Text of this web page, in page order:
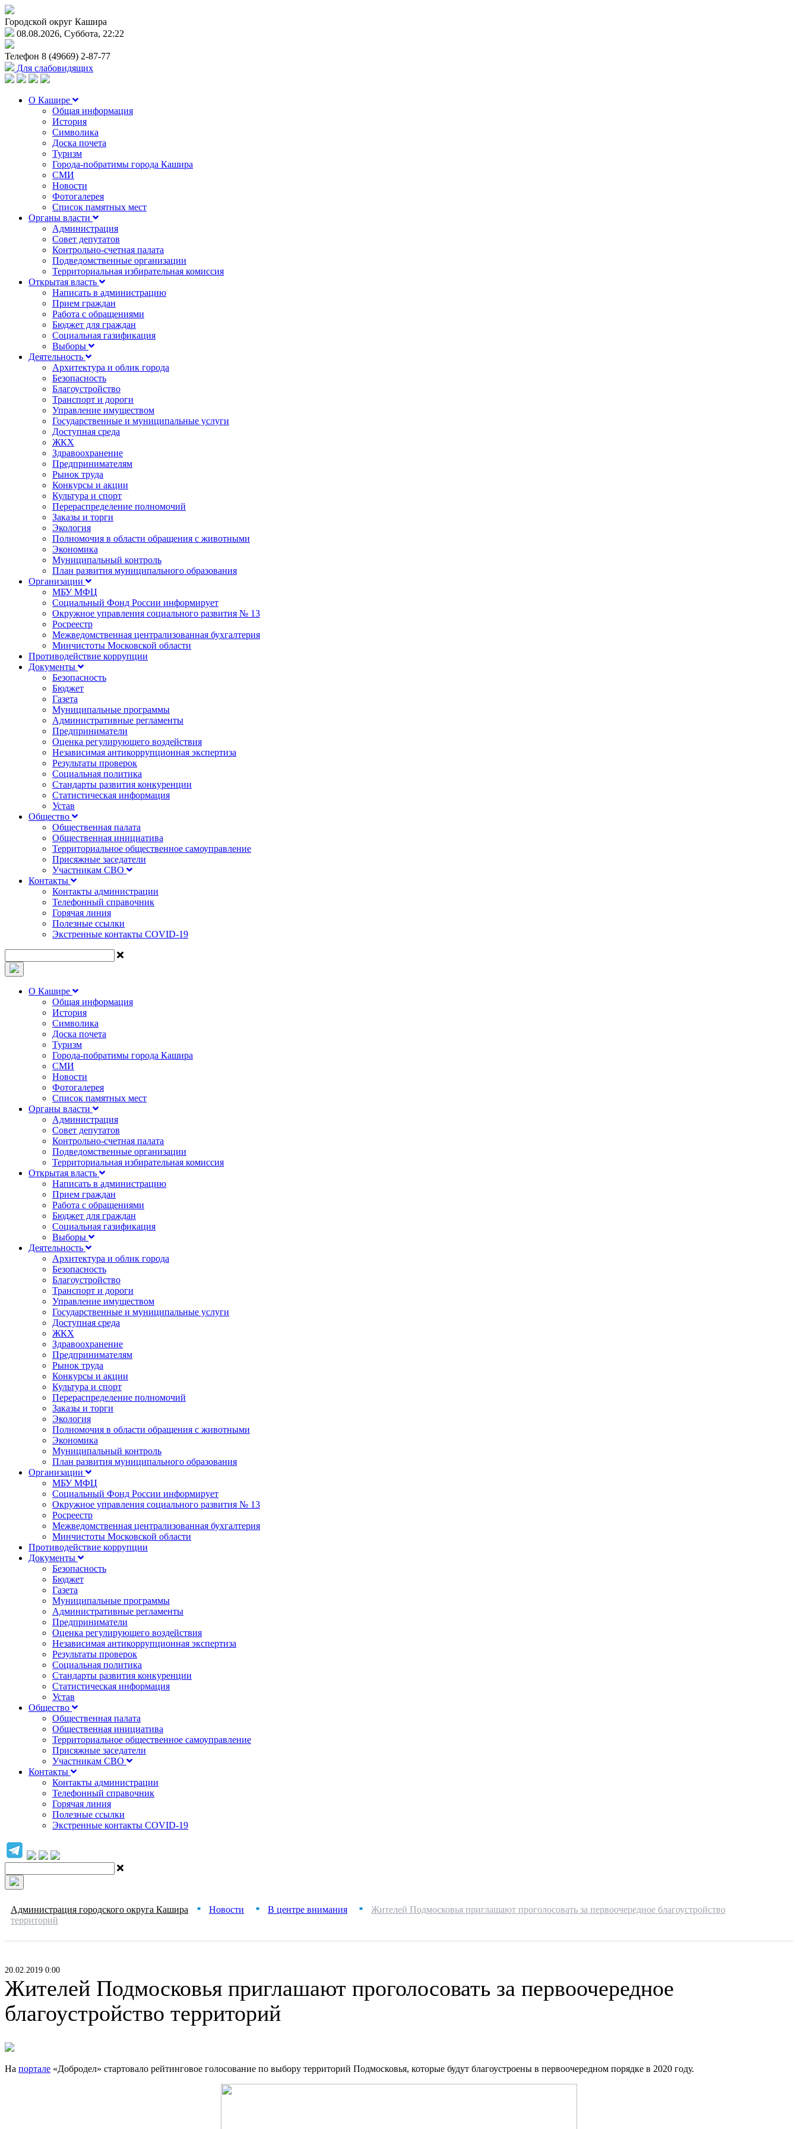
Городской округ Кашира
08.08.2026, Суббота, 22:22
Телефон 8 (49669) 2-87-77
Для слабовидящих
О Кашире
Общая информация
История
Символика
Доска почета
Туризм
Города-побратимы города Кашира
СМИ
Новости
Фотогалерея
Список памятных мест
Органы власти
Администрация
Совет депутатов
Контрольно-счетная палата
Подведомственные организации
Территориальная избирательная комиссия
Открытая власть
Написать в администрацию
Прием граждан
Работа с обращениями
Бюджет для граждан
Социальная газификация
Выборы
Деятельность
Архитектура и облик города
Безопасность
Благоустройство
Транспорт и дороги
Управление имуществом
Государственные и муниципальные услуги
Доступная среда
ЖКХ
Здравоохранение
Предпринимателям
Рынок труда
Конкурсы и акции
Культура и спорт
Перераспределение полномочий
Заказы и торги
Экология
Полномочия в области обращения с животными
Экономика
Муниципальный контроль
План развития муниципального образования
Организации
МБУ МФЦ
Социальный Фонд России информирует
Окружное управления социального развития № 13
Росреестр
Межведомственная централизованная бухгалтерия
Минчистоты Московской области
Противодействие коррупции
Документы
Безопасность
Бюджет
Газета
Муниципальные программы
Административные регламенты
Предприниматели
Оценка регулирующего воздействия
Независимая антикоррупционная экспертиза
Результаты проверок
Социальная политика
Стандарты развития конкуренции
Статистическая информация
Устав
Общество
Общественная палата
Общественная инициатива
Территориальное общественное самоуправление
Присяжные заседатели
Участникам СВО
Контакты
Контакты администрации
Телефонный справочник
Горячая линия
Полезные ссылки
Экстренные контакты COVID-19
О Кашире
Общая информация
История
Символика
Доска почета
Туризм
Города-побратимы города Кашира
СМИ
Новости
Фотогалерея
Список памятных мест
Органы власти
Администрация
Совет депутатов
Контрольно-счетная палата
Подведомственные организации
Территориальная избирательная комиссия
Открытая власть
Написать в администрацию
Прием граждан
Работа с обращениями
Бюджет для граждан
Социальная газификация
Выборы
Деятельность
Архитектура и облик города
Безопасность
Благоустройство
Транспорт и дороги
Управление имуществом
Государственные и муниципальные услуги
Доступная среда
ЖКХ
Здравоохранение
Предпринимателям
Рынок труда
Конкурсы и акции
Культура и спорт
Перераспределение полномочий
Заказы и торги
Экология
Полномочия в области обращения с животными
Экономика
Муниципальный контроль
План развития муниципального образования
Организации
МБУ МФЦ
Социальный Фонд России информирует
Окружное управления социального развития № 13
Росреестр
Межведомственная централизованная бухгалтерия
Минчистоты Московской области
Противодействие коррупции
Документы
Безопасность
Бюджет
Газета
Муниципальные программы
Административные регламенты
Предприниматели
Оценка регулирующего воздействия
Независимая антикоррупционная экспертиза
Результаты проверок
Социальная политика
Стандарты развития конкуренции
Статистическая информация
Устав
Общество
Общественная палата
Общественная инициатива
Территориальное общественное самоуправление
Присяжные заседатели
Участникам СВО
Контакты
Контакты администрации
Телефонный справочник
Горячая линия
Полезные ссылки
Экстренные контакты COVID-19
Администрация городского округа Кашира ■ Новости ■ В центре внимания ■
Жителей Подмосковья приглашают проголосовать за первоочередное благоустройство
территорий
20.02.2019 0:00
Жителей Подмосковья приглашают проголосовать за первоочередное
благоустройство территорий
На портале «Добродел» стартовало рейтинговое голосование по выбору территорий Подмосковья, которые будут благоустроены в первоочередном порядке в 2020 году.